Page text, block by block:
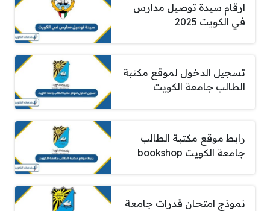
ارقام سيدة توصيل مدارس
في الكويت 2025
تسجيل الدخول لموقع مكتبة
الطالب جامعة الكويت
رابط موقع مكتبة الطالب
جامعة الكويت bookshop
نموذج امتحان قدرات جامعة